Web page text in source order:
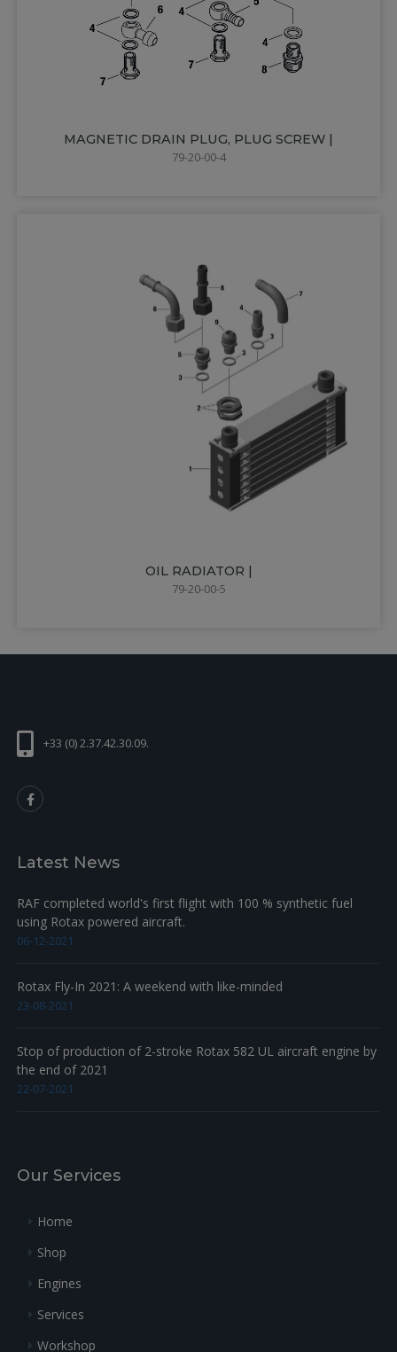
MAGNETIC DRAIN PLUG, PLUG SCREW |
79-20-00-4
OIL RADIATOR |
79-20-00-5
+33 (0) 2.37.42.30.09.
Latest News
RAF completed world's first flight with 100 % synthetic fuel
using Rotax powered aircraft.
06-12-2021
Rotax Fly-In 2021: A weekend with like-minded
23-08-2021
Stop of production of 2-stroke Rotax 582 UL aircraft engine by
the end of 2021
22-07-2021
Our Services
Home
Shop
Engines
Services
Workshop